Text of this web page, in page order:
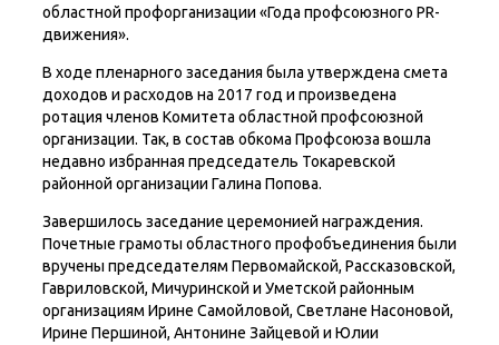
областной профорганизации «Года профсоюзного PR-
движения».
В ходе пленарного заседания была утверждена смета
доходов и расходов на 2017 год и произведена
ротация членов Комитета областной профсоюзной
организации. Так, в состав обкома Профсоюза вошла
недавно избранная председатель Токаревской
районной организации Галина Попова.
Завершилось заседание церемонией награждения.
Почетные грамоты областного профобъединения были
вручены председателям Первомайской, Рассказовской,
Гавриловской, Мичуринской и Уметской районным
организациям Ирине Самойловой, Светлане Насоновой,
Ирине Першиной, Антонине Зайцевой и Юлии